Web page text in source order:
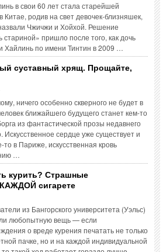
в свои 60 лет стала старейшей
Китае, родив на свет девочек-близняшек,
Чжичжи и Хойхой. Решение
стариной» пришло после того, как дочь
Хайлинь по имени Тинтин в 2009 …
суставный хрящ. Прощайте,
ничего особенно скверного не будет в
ближайшего будущего станет кем-то
из фантастической прозы недавнего
Искусственное сердце уже существует и
то в Париже, искусственная кровь
…
курить? Страшные
сигарете
из Бангорского университета (Уэльс)
любопытную вещь — если
о вреде курения печатать не только
пачке, но и на каждой индивидуальной